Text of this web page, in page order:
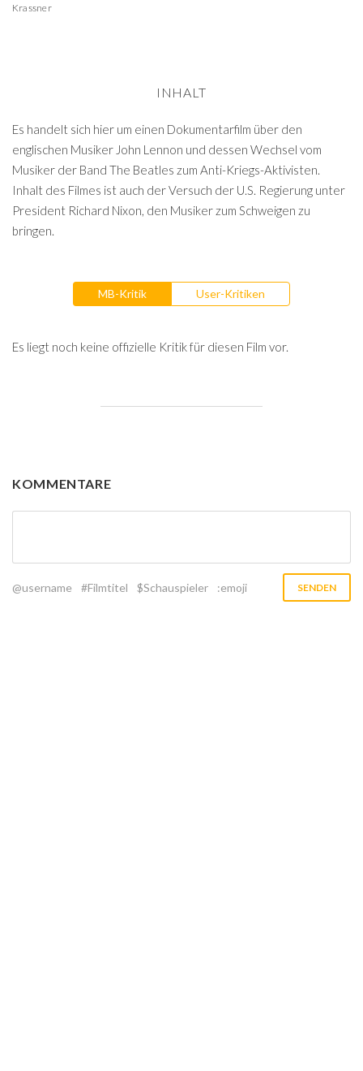
Krassner
INHALT
Es handelt sich hier um einen Dokumentarfilm über den
englischen Musiker John Lennon und dessen Wechsel vom
Musiker der Band The Beatles zum Anti-Kriegs-Aktivisten.
Inhalt des Filmes ist auch der Versuch der U.S. Regierung unter
President Richard Nixon, den Musiker zum Schweigen zu
bringen.
MB-Kritik User-Kritiken
Es liegt noch keine offizielle Kritik für diesen Film vor.
KOMMENTARE
@username #Filmtitel $Schauspieler :emoji